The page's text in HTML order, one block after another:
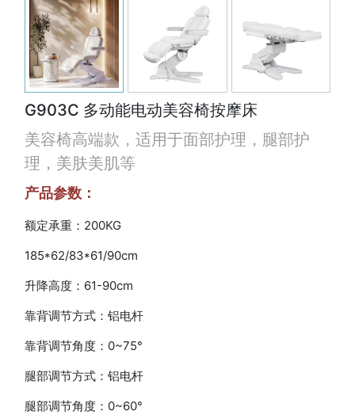
G903C 多动能电动美容椅按摩床
美容椅高端款，适用于面部护理，腿部护
理，美肤美肌等
产品参数：
额定承重：200KG
185*62/83*61/90cm
升降高度：61-90cm
靠背调节方式：铝电杆
靠背调节角度：0~75°
腿部调节方式：铝电杆
腿部调节角度：0~60°